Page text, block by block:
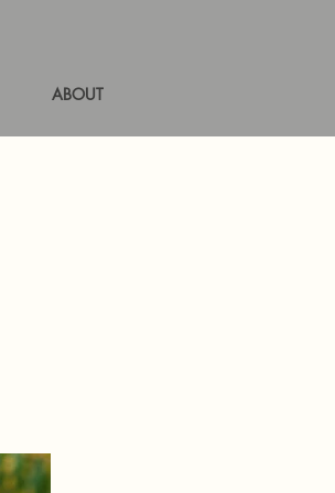
ABOUT